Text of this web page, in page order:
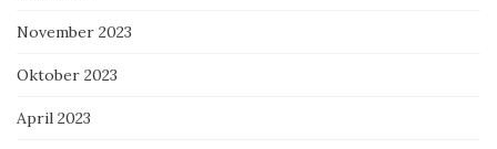
November 2023
Oktober 2023
April 2023